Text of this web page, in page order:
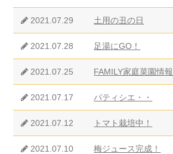
2021.07.29 土用の丑の日
2021.07.28 足湯にGO！
2021.07.25 FAMILY家庭菜園情報
2021.07.17 パティシエ・・
2021.07.12 トマト栽培中！
2021.07.10 梅ジュース完成！